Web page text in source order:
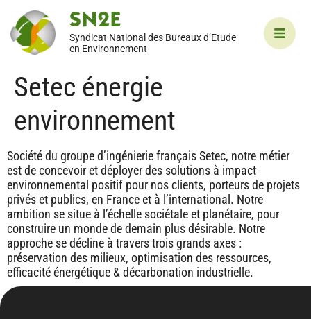
SN2E
Syndicat National des Bureaux d’Etude
en Environnement
Setec énergie
environnement
Société du groupe d’ingénierie français Setec, notre métier
est de concevoir et déployer des solutions à impact
environnemental positif pour nos clients, porteurs de projets
privés et publics, en France et à l’international. Notre
ambition se situe à l’échelle sociétale et planétaire, pour
construire un monde de demain plus désirable. Notre
approche se décline à travers trois grands axes :
préservation des milieux, optimisation des ressources,
efficacité énergétique & décarbonation industrielle.